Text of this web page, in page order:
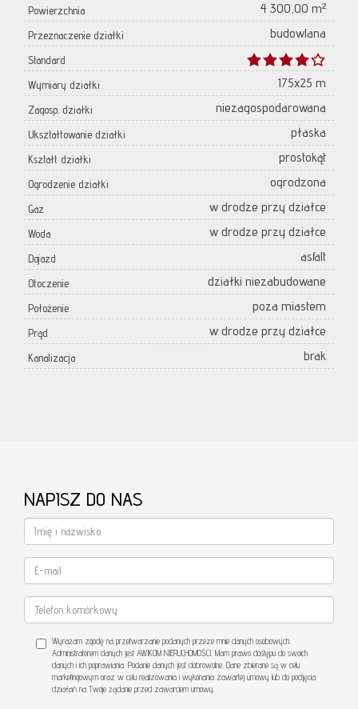
Powierzchnia 4 300,00 m²
Przeznaczenie działki budowlana
Standard
Wymiary działki
175x25 m
Zagosp. działki niezagospodarowana
Ukształtowanie działki płaska
Kształt działki prostokąt
Ogrodzenie działki ogrodzona
Gaz w drodze przy działce
Woda w drodze przy działce
Dojazd asfalt
Otoczenie działki niezabudowane
Położenie poza miastem
Prąd w drodze przy działce
Kanalizacja brak
NAPISZ DO NAS
Wyrażam zgodę na przetwarzanie podanych przeze mnie danych osobowych.
Administratorem danych jest AWIKOM NIERUCHOMOŚCI. Mam prawo dostępu do swoich
danych i ich poprawiania. Podanie danych jest dobrowolne. Dane zbierane są w celu
marketingowym oraz w celu realizowania i wykonania zawartej umowy lub do podjęcia
działań na Twoje żądanie przed zawarciem umowy.